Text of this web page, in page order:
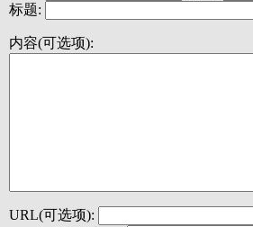
标题:
内容(可选项):
URL(可选项):